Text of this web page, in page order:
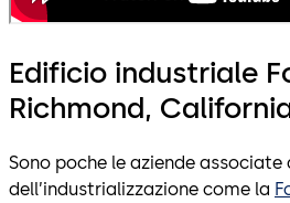
Edificio industriale
Richmond,
Sono poche le aziende associate
dell’industrializzazione come la